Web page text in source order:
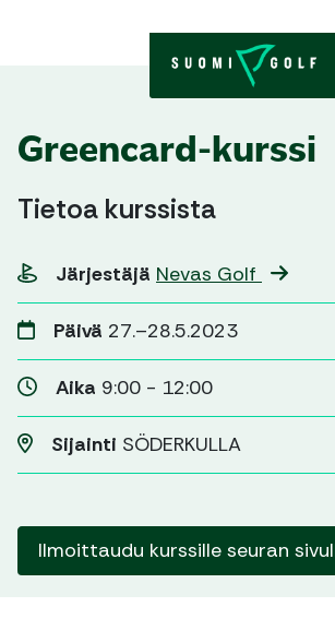
Greencard-kurssi
Tietoa kurssista
Järjestäjä Nevas Golf
Päivä 27.–28.5.2023
Aika 9:00 - 12:00
Sijainti SÖDERKULLA
Ilmoittaudu kurssille seuran